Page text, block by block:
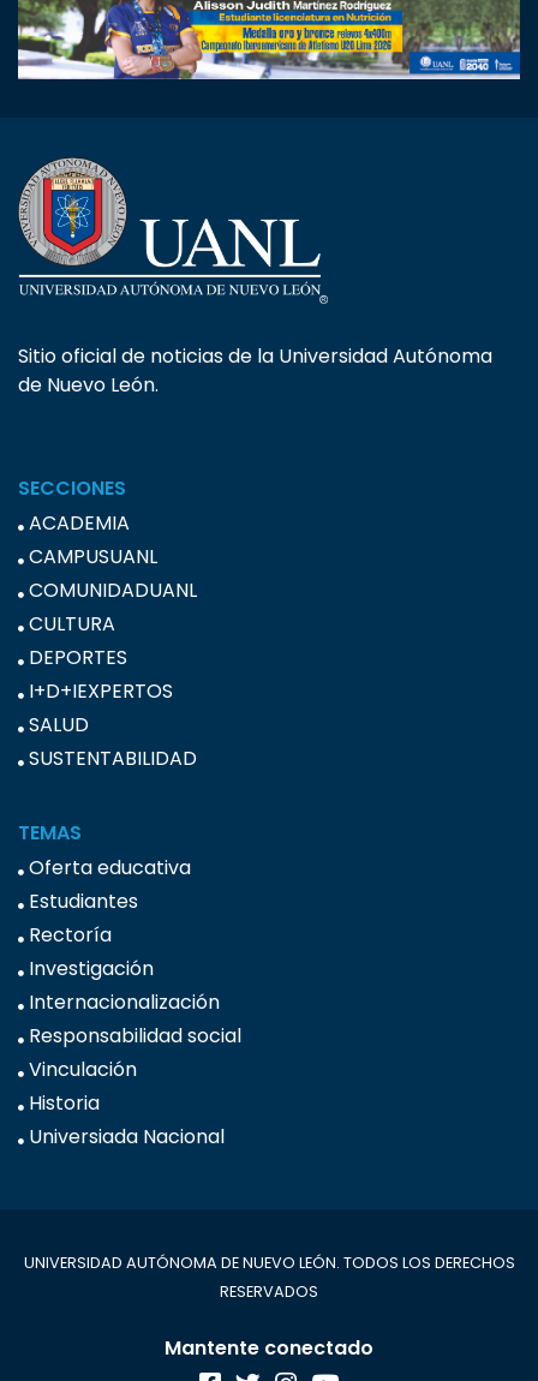
Sitio oficial de noticias de la Universidad Autónoma
de Nuevo León.
SECCIONES
ACADEMIA
CAMPUSUANL
COMUNIDADUANL
CULTURA
DEPORTES
I+D+IEXPERTOS
SALUD
SUSTENTABILIDAD
TEMAS
Oferta educativa
Estudiantes
Rectoría
Investigación
Internacionalización
Responsabilidad social
Vinculación
Historia
Universiada Nacional
UNIVERSIDAD AUTÓNOMA DE NUEVO LEÓN. TODOS LOS DERECHOS
RESERVADOS
Mantente conectado